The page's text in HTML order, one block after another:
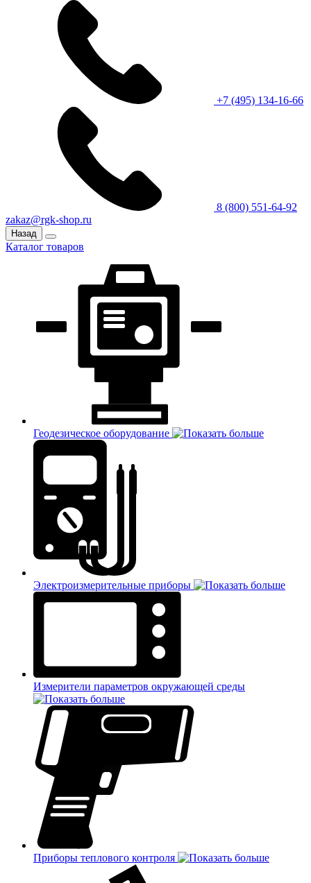
+7 (495) 134-16-66
8 (800) 551-64-92
zakaz@rgk-shop.ru
Назад
Каталог товаров
Геодезическое оборудование
Электроизмерительные приборы
Измерители параметров окружающей среды
Приборы теплового контроля